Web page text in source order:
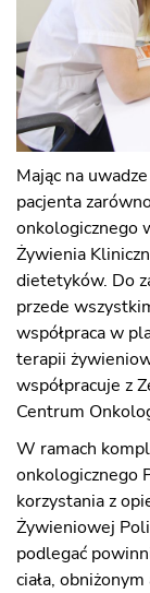
Mając na
pacjenta
onkologicznego
Żywienia
dietetyków. Do
przede
współpraca w
terapii
współpracuje z
Centrum
W ramach
onkologicznego
korzystania z
Żywieniowej
podlegać
ciała,